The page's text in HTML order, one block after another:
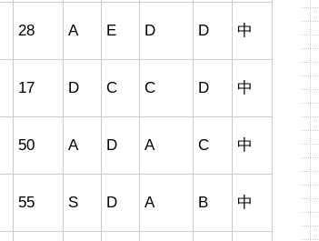
28 A E D D 中
17 D C C D 中
50 A D A C 中
55 S D A B 中